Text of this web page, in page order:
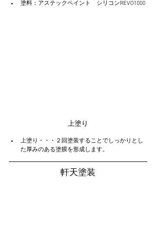
塗料：アステックペイント　シリコンREVO1000
上塗り
上塗り・・・２回塗装することでしっかりとし
た厚みのある塗膜を形成します。
軒天塗装